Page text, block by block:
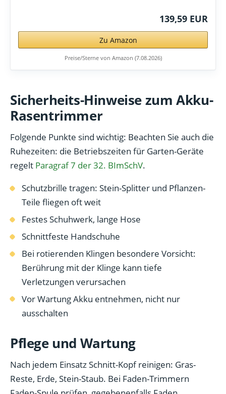
139,59 EUR
Zu Amazon
Preise/Sterne von Amazon (7.08.2026)
Sicherheits-Hinweise zum Akku-
Rasentrimmer
Folgende Punkte sind wichtig: Beachten Sie auch die
Ruhezeiten: die Betriebszeiten für Garten-Geräte
regelt Paragraf 7 der 32. BImSchV.
Schutzbrille tragen: Stein-Splitter und Pflanzen-
Teile fliegen oft weit
Festes Schuhwerk, lange Hose
Schnittfeste Handschuhe
Bei rotierenden Klingen besondere Vorsicht:
Berührung mit der Klinge kann tiefe
Verletzungen verursachen
Vor Wartung Akku entnehmen, nicht nur
ausschalten
Pflege und Wartung
Nach jedem Einsatz Schnitt-Kopf reinigen: Gras-
Reste, Erde, Stein-Staub. Bei Faden-Trimmern